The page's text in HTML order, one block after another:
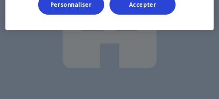
Personnaliser Accepter